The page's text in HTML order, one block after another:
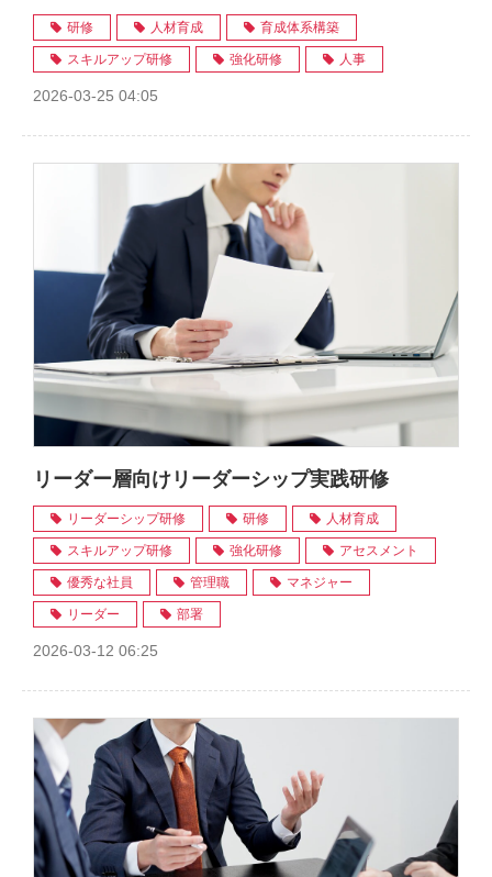
研修 人材育成 育成体系構築
スキルアップ研修 強化研修 人事
2026-03-25 04:05
リーダー層向けリーダーシップ実践研修
リーダーシップ研修 研修 人材育成
スキルアップ研修 強化研修 アセスメント
優秀な社員 管理職 マネジャー
リーダー 部署
2026-03-12 06:25